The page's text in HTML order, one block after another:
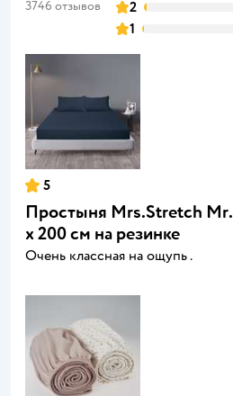
3746 отзывов
2
1
5
Простыня Mrs.Stretch
x 200 см на резинке
Очень классная на ощупь .